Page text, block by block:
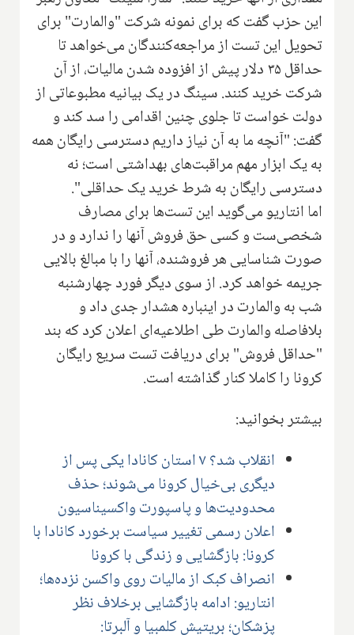
این حزب گفت که برای نمونه شرکت "والمارت" برای
تحویل این تست از مراجعه‌کنندگان می‌خواهد تا
حداقل ۳۵ دلار پیش از افزوده شدن مالیات، از آن
شرکت خرید کنند. سینگ در یک بیانیه مطبوعاتی از
دولت خواست تا جلوی چنین اقدامی را سد کند و
گفت: "آنچه ما به آن نیاز داریم دسترسی رایگان همه
به یک ابزار مهم مراقبت‌های بهداشتی است؛ نه
دسترسی رایگان به شرط خرید یک حداقلی".
اما انتاریو می‌گوید این تست‌ها برای مصارف
شخصی‌ست و کسی حق فروش آنها را ندارد و در
صورت شناسایی هر فروشنده، آنها را با مبالغ بالایی
جریمه خواهد کرد. از سوی دیگر فورد چهارشنبه
شب به والمارت در اینباره هشدار جدی داد و
بلافاصله والمارت طی اطلاعیه‌ای اعلان کرد که بند
"حداقل فروش" برای دریافت تست سریع رایگان
کرونا را کاملا کنار گذاشته است.
بیشتر بخوانید:
انقلاب شد؟ ۷ استان کانادا یکی پس از
دیگری بی‌خیال کرونا می‌شوند؛ حذف
محدودیت‌ها و پاسپورت واکسیناسیون
اعلان رسمی تغییر سیاست برخورد کانادا با
کرونا: بازگشایی و زندگی با کرونا
انصراف کبک از مالیات روی واکسن نزده‌ها؛
انتاریو: ادامه بازگشایی برخلاف نظر
پزشکان؛ بریتیش کلمبیا و آلبرتا: